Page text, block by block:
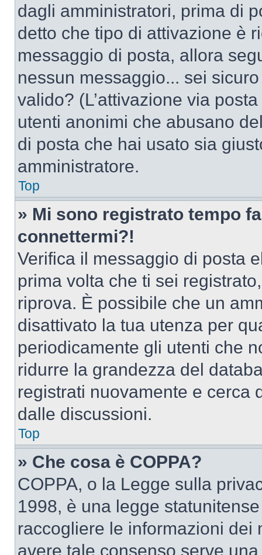
dagli amministratori, prima di
detto che tipo di attivazione è
messaggio di posta, allora
nessun messaggio... sei
valido? (L’attivazione via
utenti anonimi che abusano
di posta che hai usato sia
amministratore.
Top
» Mi sono registrato tempo
connettermi?!
Verifica il messaggio di posta
prima volta che ti sei
riprova. È possibile che un
disattivato la tua utenza per
periodicamente gli utenti che
ridurre la grandezza del
registrati nuovamente e cerca
dalle discussioni.
Top
» Che cosa è COPPA?
COPPA, o la Legge sulla
1998, è una legge
raccogliere le informazioni dei
avere tale consenso serve